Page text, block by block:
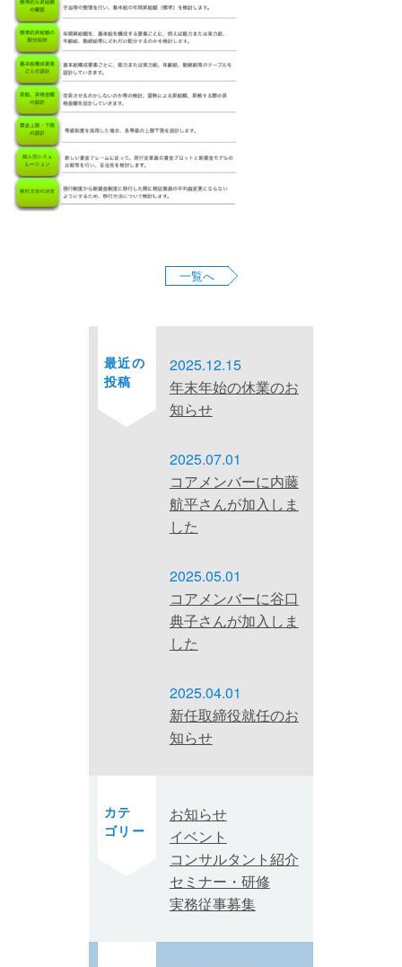
一覧へ
最近の
投稿
2025.12.15
年末年始の休業のお
知らせ
2025.07.01
コアメンバーに内藤
航平さんが加入しま
した
2025.05.01
コアメンバーに谷口
典子さんが加入しま
した
2025.04.01
新任取締役就任のお
知らせ
カテ
ゴリー
お知らせ
イベント
コンサルタント紹介
セミナー・研修
実務従事募集
お問い合わせ
サイトマップ
プライバシーポリシー